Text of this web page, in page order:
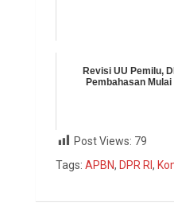
Revisi UU Pemilu,
Pembahasan
Post Views: 79
Tags: APBN, DPR RI,